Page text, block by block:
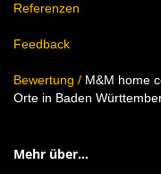
Referenzen
Feedback
Bewertung / M&M home
Orte in Baden
Mehr über...